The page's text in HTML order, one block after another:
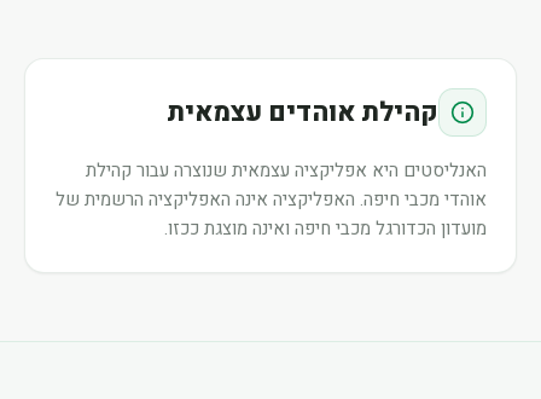
קהילת אוהדים עצמאית
האנליסטים היא אפליקציה עצמאית שנוצרה עבור קהילת
אוהדי מכבי חיפה. האפליקציה אינה האפליקציה הרשמית של
מועדון הכדורגל מכבי חיפה ואינה מוצגת ככזו.